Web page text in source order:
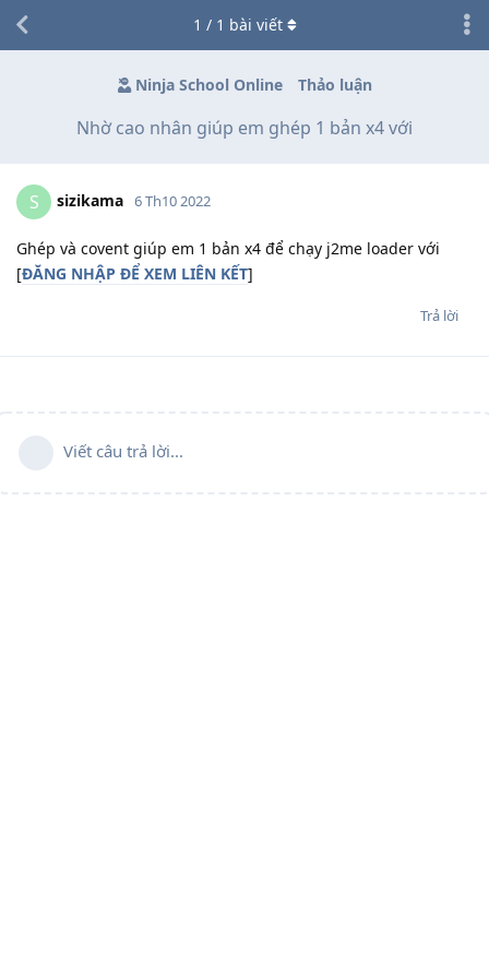
Ninja School Online Thảo luận
Nhờ cao nhân giúp em ghép 1 bản x4 với
1 / 1 bài viết
S sizikama 6 Th10 2022
Ghép và covent giúp em 1 bản x4 để chạy j2me loader với
[ĐĂNG NHẬP ĐỂ XEM LIÊN KẾT]
Trả lời
Viết câu trả lời...